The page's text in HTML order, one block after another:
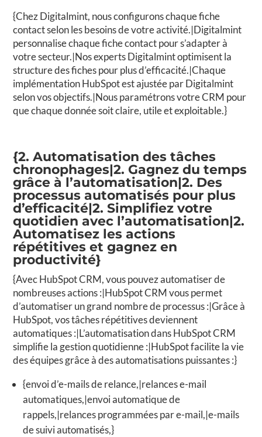
{Chez Digitalmint, nous configurons chaque fiche
contact selon les besoins de votre activité.|Digitalmint
personnalise chaque fiche contact pour s’adapter à
votre secteur.|Nos experts Digitalmint optimisent la
structure des fiches pour plus d’efficacité.|Chaque
implémentation HubSpot est ajustée par Digitalmint
selon vos objectifs.|Nous paramétrons votre CRM pour
que chaque donnée soit claire, utile et exploitable.}
{2. Automatisation des tâches
chronophages|2. Gagnez du temps
grâce à l’automatisation|2. Des
processus automatisés pour plus
d’efficacité|2. Simplifiez votre
quotidien avec l’automatisation|2.
Automatisez les actions
répétitives et gagnez en
productivité}
{Avec HubSpot CRM, vous pouvez automatiser de
nombreuses actions :|HubSpot CRM vous permet
d’automatiser un grand nombre de processus :|Grâce à
HubSpot, vos tâches répétitives deviennent
automatiques :|L’automatisation dans HubSpot CRM
simplifie la gestion quotidienne :|HubSpot facilite la vie
des équipes grâce à des automatisations puissantes :}
{envoi d’e-mails de relance,|relances e-mail
automatiques,|envoi automatique de
rappels,|relances programmées par e-mail,|e-mails
de suivi automatisés,}